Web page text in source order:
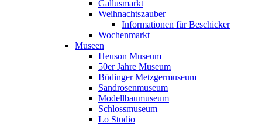
Gallusmarkt
Weihnachtszauber
Informationen für Beschicker
Wochenmarkt
Museen
Heuson Museum
50er Jahre Museum
Büdinger Metzgermuseum
Sandrosenmuseum
Modellbaumuseum
Schlossmuseum
Lo Studio